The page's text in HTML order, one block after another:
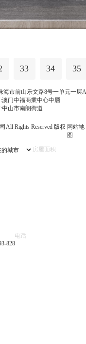
33 34 35
海市前山乐文路8号一单元一层
澳门中福商業中心中層
中山市南朗街道
All Rights Reserved 版权 网站地
图
828